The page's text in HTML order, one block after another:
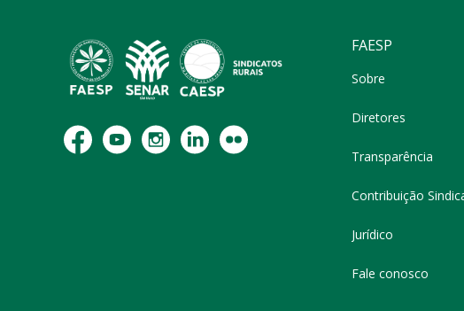
FAESP
Sobre
Diretores
Transparência
Contribuição
Jurídico
Fale conosco